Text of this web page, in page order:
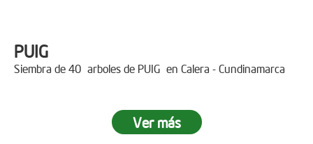
PUIG
Siembra de 40 arboles de PUIG en Calera - Cundinamarca
Ver más